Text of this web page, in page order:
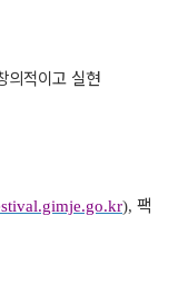
의적이고 실현
), 팩